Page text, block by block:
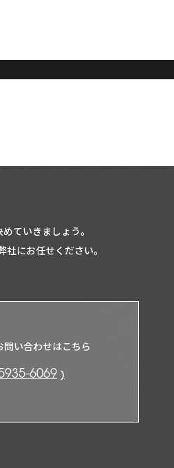
ていきましょう。
にお任せください。
問い合わせはこちら
6069